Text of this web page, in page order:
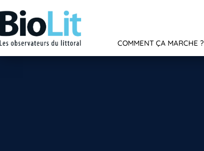
COMMENT ÇA MARCHE ?